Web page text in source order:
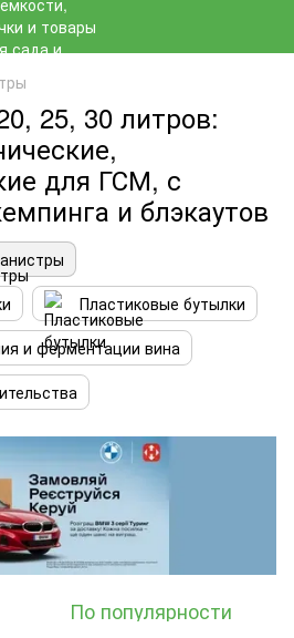
25, 30 литров:
для ГСМ, с
и блэкаутов
Пластиковые бутылки
и ферментации вина
По популярности